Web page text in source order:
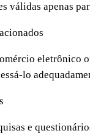
válidas apenas
eletrônico
lo
e